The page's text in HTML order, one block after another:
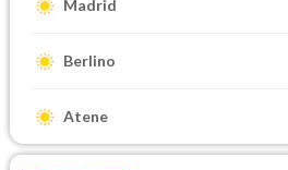
Madrid
Berlino
Atene